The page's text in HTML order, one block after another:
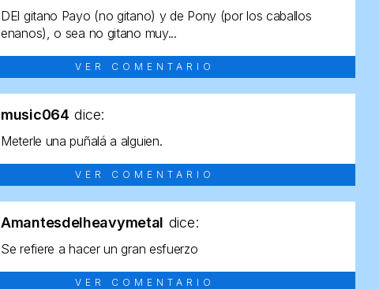
DEl gitano Payo (no gitano) y de Pony (por los caballos
enanos), o sea no gitano muy...
VER COMENTARIO
music064 dice:
Meterle una puñalá a alguien.
VER COMENTARIO
Amantesdelheavymetal dice:
Se refiere a hacer un gran esfuerzo
VER COMENTARIO